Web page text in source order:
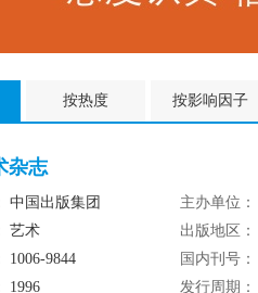
按热度 按影响因子
杂志
中国出版集团 主办单位：
艺术 出版地区：
1006-9844 国内刊号：
1996 发行周期：